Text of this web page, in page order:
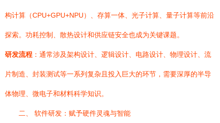
构计算（CPU+GPU+NPU）、存算一体、光子计算、量子计算等前沿
探索。功耗控制、散热设计和供应链安全也成为关键课题。
研发流程 ：通常涉及架构设计、逻辑设计、电路设计、物理设计、流
片制造、封装测试等一系列复杂且投入巨大的环节，需要深厚的半导
体物理、微电子和材料科学知识。
二、 软件研发：赋予硬件灵魂与智能